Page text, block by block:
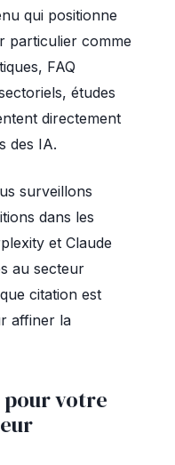
qui positionne
particulier comme
FAQ
études
directement
des IA.
surveillons
dans les
et Claude
au secteur
citation est
affiner la
pour votre